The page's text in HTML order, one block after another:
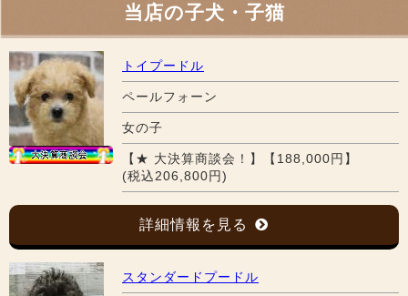
当店の子犬・子猫
トイプードル
ペールフォーン
女の子
【★ 大決算商談会！】【188,000円】
(税込206,800円)
詳細情報を見る
スタンダードプードル